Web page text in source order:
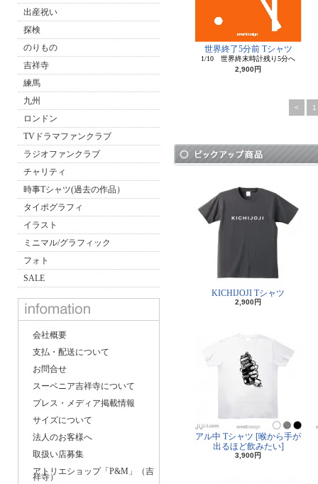
出産祝い
探検
のりもの
吉祥寺
練馬
九州
ロンドン
TVドラマファンクラブ
ラジオファンクラブ
チャリティ
時事Tシャツ(過去の作品）
タイポグラフィ
イラスト
ミニマル/グラフィック
フォト
SALE
会社概要
支払・配送について
お問合せ
スーベニア吉祥寺について
プレス・メディア掲載情報
サイズについて
法人のお客様へ
取扱い店募集
アトリエショップ「P&M」（吉
祥寺）
世界終了5分前 Tシャツ
1/10 世界終末時計残り5分へ
2,900円
< 1
KICHIJOJI Tシャツ
2,900円
アル中 Tシャツ [喉から手が
出るほど飲みたい]
3,900円